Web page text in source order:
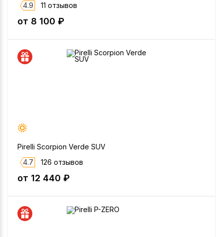
4.9 11 отзывов
от 8 100 ₽
Pirelli Scorpion Verde SUV
4.7
126 отзывов
от 12 440 ₽